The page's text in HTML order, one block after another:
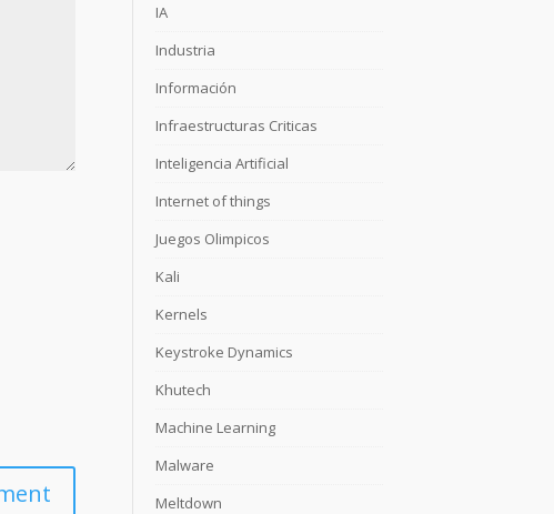
IA
Industria
Información
Infraestructuras Criticas
Inteligencia Artificial
Internet of things
Juegos Olimpicos
Kali
Kernels
Keystroke Dynamics
Khutech
Machine Learning
Malware
Meltdown